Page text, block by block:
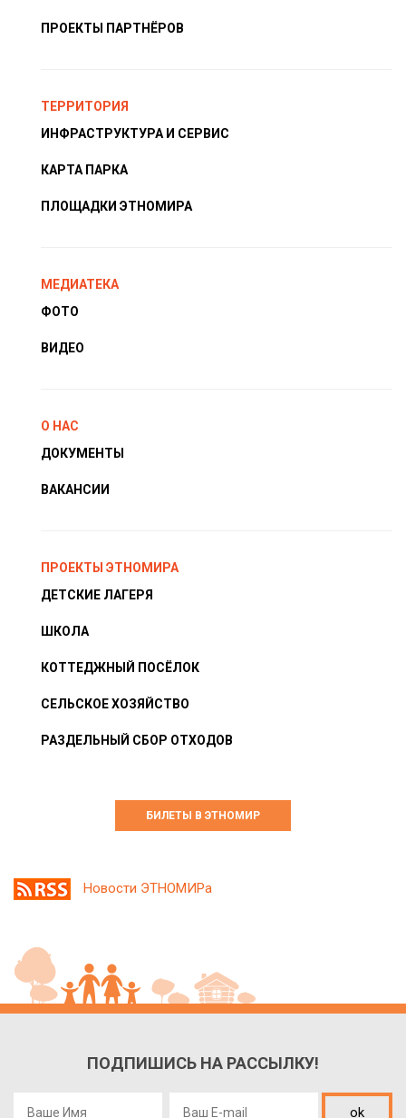
ПРОЕКТЫ ПАРТНЁРОВ
ТЕРРИТОРИЯ
ИНФРАСТРУКТУРА И СЕРВИС
КАРТА ПАРКА
ПЛОЩАДКИ ЭТНОМИРА
МЕДИАТЕКА
ФОТО
ВИДЕО
О НАС
ДОКУМЕНТЫ
ВАКАНСИИ
ПРОЕКТЫ ЭТНОМИРА
ДЕТСКИЕ ЛАГЕРЯ
ШКОЛА
КОТТЕДЖНЫЙ ПОСЁЛОК
СЕЛЬСКОЕ ХОЗЯЙСТВО
РАЗДЕЛЬНЫЙ СБОР ОТХОДОВ
БИЛЕТЫ В ЭТНОМИР
Новости ЭТНОМИРа
ПОДПИШИСЬ НА РАССЫЛКУ!
ok